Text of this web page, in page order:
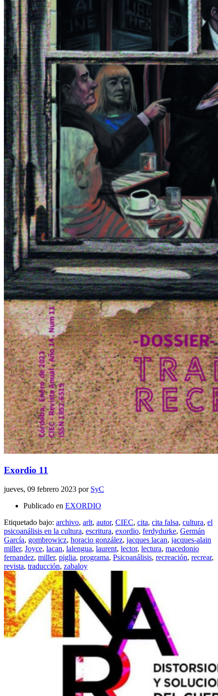
Exordio 11
jueves, 09 febrero 2023 por SyC
Publicado en EXORDIO
Etiquetado bajo: archivo, arlt, autor, CIEC, cita, cita falsa, cultura, el
psicoanálisis en la cultura, escritura, exordio, ferdydurke, Germán
García, gombrowicz, horacio gonzález, jacques lacan, jacques-alain
miller, Joyce, lacan, lalengua, laurent, lector, lectura, macedonio
fernandez, miller, piglia, programa, Psicoanálisis, recreación, recrear,
revista, traducción, zabaloy